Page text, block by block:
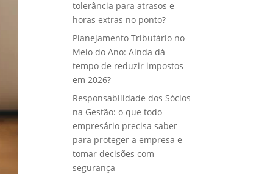
tolerância para atrasos e
horas extras no ponto?
Planejamento Tributário no
Meio do Ano: Ainda dá
tempo de reduzir impostos
em 2026?
Responsabilidade dos Sócios
na Gestão: o que todo
empresário precisa saber
para proteger a empresa e
tomar decisões com
segurança